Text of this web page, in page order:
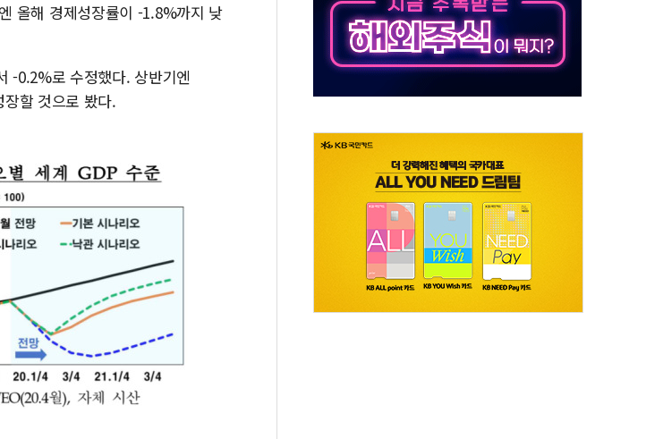
동해해경, 독도 해상서 부유물 감긴 어선 구조
주한미군 "오산기지 누출, 백린 아닌 무해한 표면 부식 물질"
구미 폐염산처리업체서 불 2시간30여분만에 진화...외국인 노동자 숨져
올해 경제성장률이 -1.8%까지 낮
-0.2%로 수정했다. 상반기엔
할 것으로 봤다.